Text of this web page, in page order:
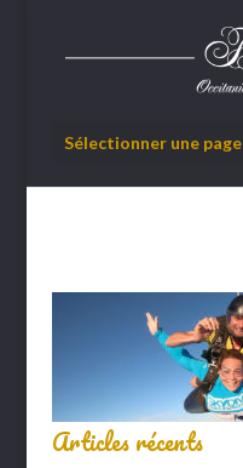
Sélectionner une page
Articles récents